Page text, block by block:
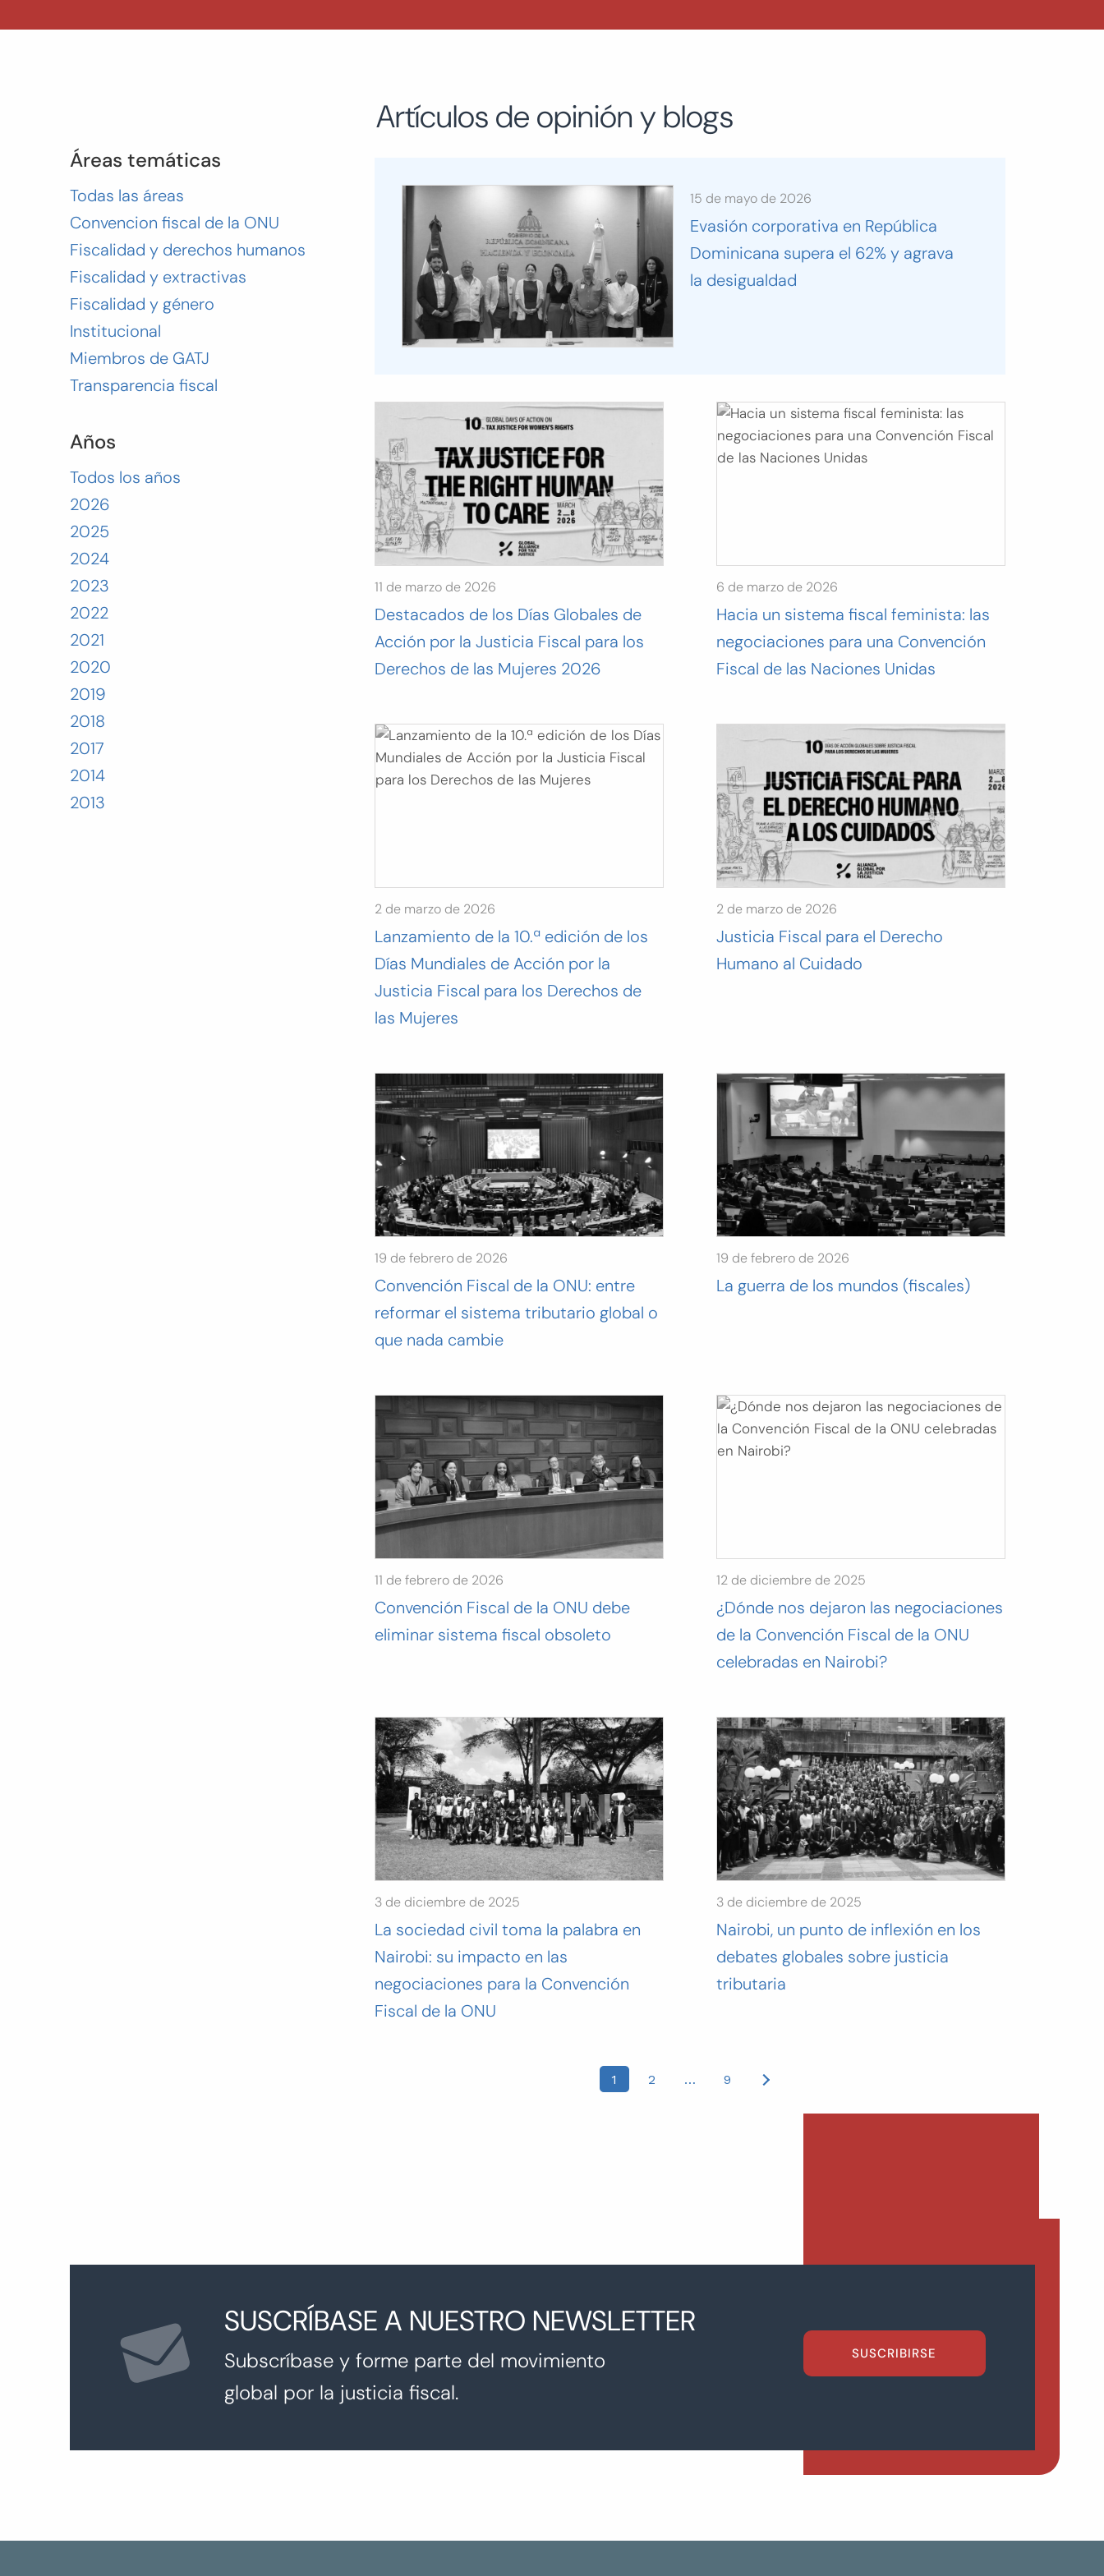
Áreas temáticas
Todas las áreas
Convencion fiscal de la ONU
Fiscalidad y derechos humanos
Fiscalidad y extractivas
Fiscalidad y género
Institucional
Miembros de GATJ
Transparencia fiscal
Años
Todos los años
2026
2025
2024
2023
2022
2021
2020
2019
2018
2017
2014
2013
Artículos de opinión y blogs
15 de mayo de 2026
Evasión corporativa en República
Dominicana supera el 62% y agrava
la desigualdad
11 de marzo de 2026
Destacados de los Días Globales de
Acción por la Justicia Fiscal para los
Derechos de las Mujeres 2026
6 de marzo de 2026
Hacia un sistema fiscal feminista: las
negociaciones para una Convención
Fiscal de las Naciones Unidas
2 de marzo de 2026
Lanzamiento de la 10.ª edición de los
Días Mundiales de Acción por la
Justicia Fiscal para los Derechos de
las Mujeres
2 de marzo de 2026
Justicia Fiscal para el Derecho
Humano al Cuidado
19 de febrero de 2026
Convención Fiscal de la ONU: entre
reformar el sistema tributario global o
que nada cambie
19 de febrero de 2026
La guerra de los mundos (fiscales)
11 de febrero de 2026
Convención Fiscal de la ONU debe
eliminar sistema fiscal obsoleto
12 de diciembre de 2025
¿Dónde nos dejaron las negociaciones
de la Convención Fiscal de la ONU
celebradas en Nairobi?
3 de diciembre de 2025
La sociedad civil toma la palabra en
Nairobi: su impacto en las
negociaciones para la Convención
Fiscal de la ONU
3 de diciembre de 2025
Nairobi, un punto de inflexión en los
debates globales sobre justicia
tributaria
1 2 … 9
SUSCRÍBASE A NUESTRO NEWSLETTER
Subscríbase y forme parte del movimiento
global por la justicia fiscal.
SUSCRIBIRSE